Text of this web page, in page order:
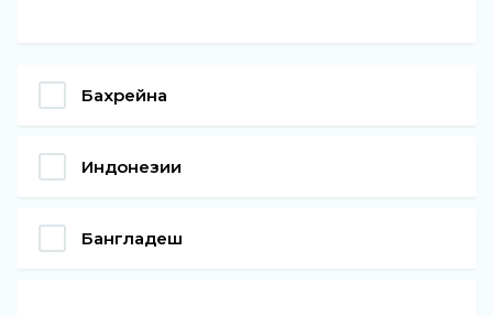
Бахрейна
Индонезии
Бангладеш